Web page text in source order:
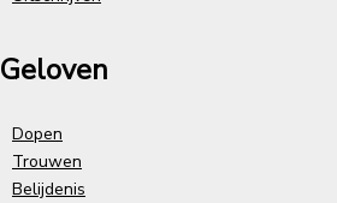
Geloven
Dopen
Trouwen
Belijdenis